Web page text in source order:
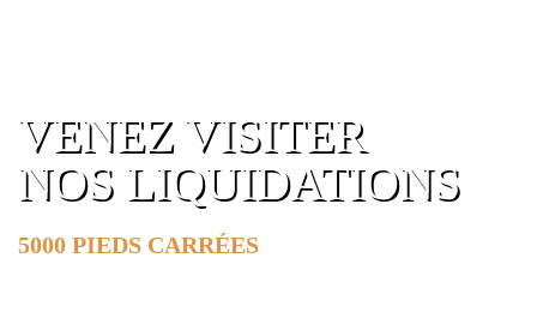
VENEZ VISITER
NOS LIQUIDATIONS
5000 PIEDS CARRÉES